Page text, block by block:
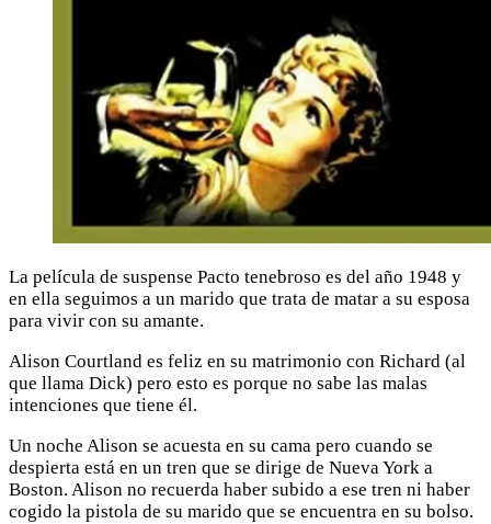
La película de suspense Pacto tenebroso es del año 1948 y
en ella seguimos a un marido que trata de matar a su esposa
para vivir con su amante.
Alison Courtland es feliz en su matrimonio con Richard (al
que llama Dick) pero esto es porque no sabe las malas
intenciones que tiene él.
Un noche Alison se acuesta en su cama pero cuando se
despierta está en un tren que se dirige de Nueva York a
Boston. Alison no recuerda haber subido a ese tren ni haber
cogido la pistola de su marido que se encuentra en su bolso.